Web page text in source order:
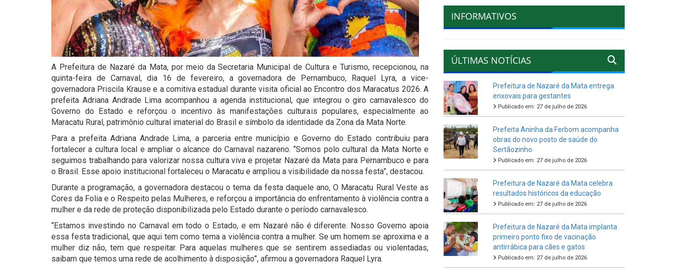
A Prefeitura de Nazaré da Mata, por meio da Secretaria Municipal de Cultura e Turismo, recepcionou, na
quinta-feira de Carnaval, dia 16 de fevereiro, a governadora de Pernambuco, Raquel Lyra, a vice-
governadora Priscila Krause e a comitiva estadual durante visita oficial ao Encontro dos Maracatus 2026. A
prefeita Adriana Andrade Lima acompanhou a agenda institucional, que integrou o giro carnavalesco do
Governo do Estado e reforçou o incentivo às manifestações culturais populares, especialmente ao
Maracatu Rural, patrimônio cultural imaterial do Brasil e símbolo da identidade da Zona da Mata Norte.
Para a prefeita Adriana Andrade Lima, a parceria entre município e Governo do Estado contribuiu para
fortalecer a cultura local e ampliar o alcance do Carnaval nazareno. “Somos polo cultural da Mata Norte e
seguimos trabalhando para valorizar nossa cultura viva e projetar Nazaré da Mata para Pernambuco e para
o Brasil. Esse apoio institucional fortaleceu o Maracatu e ampliou a visibilidade da nossa festa”, destacou.
Durante a programação, a governadora destacou o tema da festa daquele ano, O Maracatu Rural Veste as
Cores da Folia e o Respeito pelas Mulheres, e reforçou a importância do enfrentamento à violência contra a
mulher e da rede de proteção disponibilizada pelo Estado durante o período carnavalesco.
“Estamos investindo no Carnaval em todo o Estado, e em Nazaré não é diferente. Nosso Governo apoia
essa festa tradicional, que aqui tem como tema a violência contra a mulher. Se um homem se aproxima e a
mulher diz não, tem que respeitar. Para aquelas mulheres que se sentirem assediadas ou violentadas,
saibam que temos uma rede de acolhimento à disposição”, afirmou a governadora Raquel Lyra.
INFORMATIVOS
ÚLTIMAS NOTÍCIAS
Prefeitura de Nazaré da Mata entrega
enxovais para gestantes
Publicado em: 27 de julho de 2026
Prefeita Aninha da Ferbom acompanha
obras do novo posto de saúde do
Sertãozinho
Publicado em: 27 de julho de 2026
Prefeitura de Nazaré da Mata celebra
resultados históricos da educação
Publicado em: 27 de julho de 2026
Prefeitura de Nazaré da Mata implanta
primeiro ponto fixo de vacinação
antirrábica para cães e gatos
Publicado em: 27 de julho de 2026